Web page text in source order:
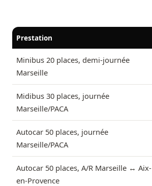
Prestation
Minibus 20 places, demi-journée
Marseille
Midibus 30 places, journée
Marseille/PACA
Autocar 50 places, journée
Marseille/PACA
Autocar 50 places, A/R Marseille ↔ Aix-
en-Provence